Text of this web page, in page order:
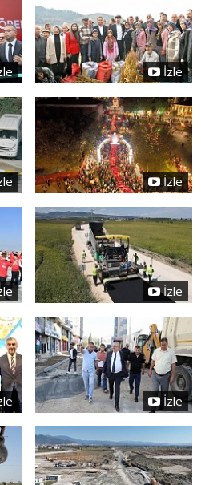
İzle
İzle
İzle
İzle